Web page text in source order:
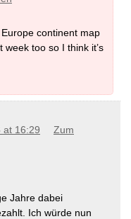
continent map
too so I think it’s
at 16:29
Zum
Jahre dabei
Ich würde nun